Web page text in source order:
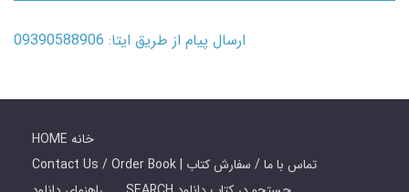
ارسال پیام از طریق ایتا: 09390588906
HOME خانه
Contact Us / Order Book | تماس با ما / سفارش کتاب